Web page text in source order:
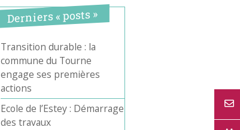
Derniers « posts »
Transition durable : la
commune du Tourne
engage ses premières
actions
Ecole de l’Estey : Démarrage
des travaux